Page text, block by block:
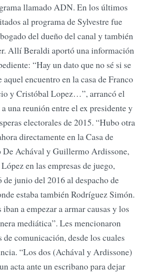
llamado ADN. En los últimos
al programa de Sylvestre fue
del dueño del canal y también
Allí Beraldi aportó una información
“Hay un dato que no sé si se
aquel encuentro en la casa de Franco
y Cristóbal Lopez…”, arrancó el
una reunión entre el ex presidente y
electorales de 2015. “Hubo otra
directamente en la Casa de
De Achával y Guillermo Ardissone,
en las empresas de juego,
junio del 2016 al despacho de
estaba también Rodríguez Simón.
a empezar a armar causas y los
mediática”. Les mencionaron
comunicación, desde los cuales
“Los dos (Achával y Ardissone)
acta ante un escribano para dejar